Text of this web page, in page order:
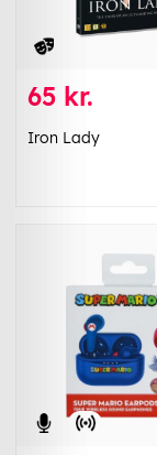
65 kr.
Iron Lady